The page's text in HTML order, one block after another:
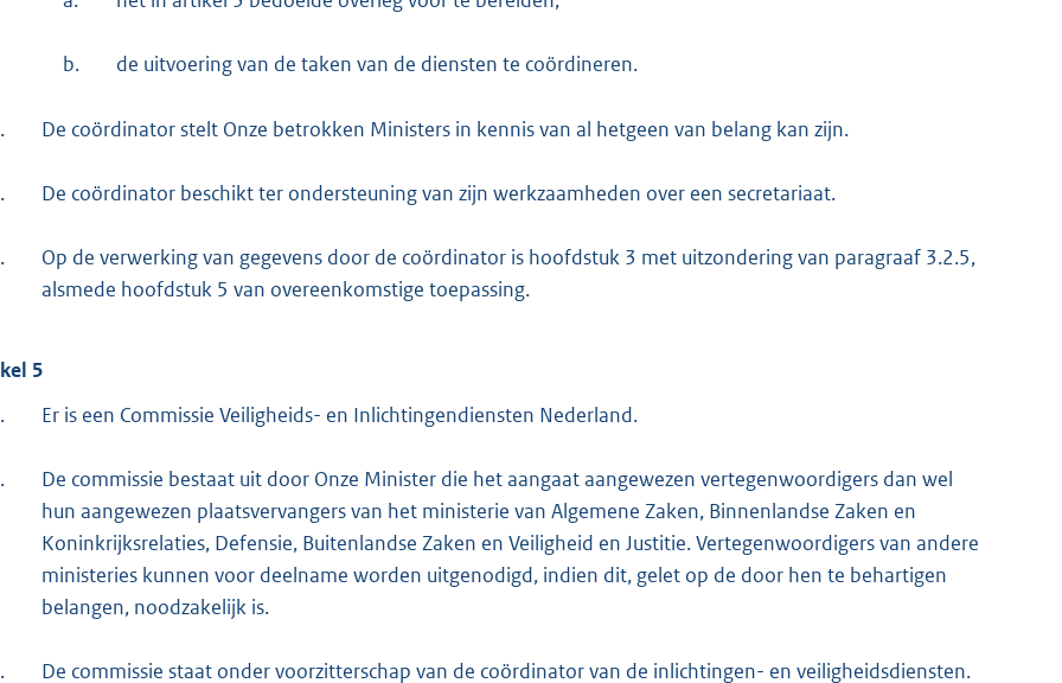
b. de uitvoering van de taken van de diensten te coördineren.
De coördinator stelt Onze betrokken Ministers in kennis van al hetgeen van belang kan zijn.
De coördinator beschikt ter ondersteuning van zijn werkzaamheden over een secretariaat.
Op de verwerking van gegevens door de coördinator is hoofdstuk 3 met uitzondering van paragraaf 3.2.5,
alsmede hoofdstuk 5 van overeenkomstige toepassing.
5
Er is een Commissie Veiligheids- en Inlichtingendiensten Nederland.
De commissie bestaat uit door Onze Minister die het aangaat aangewezen vertegenwoordigers dan wel
hun aangewezen plaatsvervangers van het ministerie van Algemene Zaken, Binnenlandse Zaken en
Koninkrijksrelaties, Defensie, Buitenlandse Zaken en Veiligheid en Justitie. Vertegenwoordigers van andere
ministeries kunnen voor deelname worden uitgenodigd, indien dit, gelet op de door hen te behartigen
belangen, noodzakelijk is.
De commissie staat onder voorzitterschap van de coördinator van de inlichtingen- en veiligheidsdiensten.